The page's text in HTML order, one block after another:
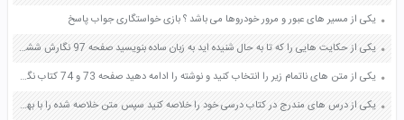
یکی از مسیر های عبور و مرور خودروها می باشد ؟ بازی خواستگاری جواب پاسخ
یکی از حکایت هایی را که تا به حال شنیده اید به زبان ساده بنویسید صفحه 97 نگارش ششم دبستان
یکی از متن های ناتمام زیر را انتخاب کنید و نوشته را ادامه دهید صفحه 73 و 74 کتاب نگارش فارسی پنجم دبستان
یکی از درس های مندرج در کتاب درسی خود را خلاصه کنید سپس متن خلاصه شده را با بهره گیری از روش های دسته بندی نمودار جدول نقشه مفهومی نشان دهید صفحه 118 نگارش یازدهم